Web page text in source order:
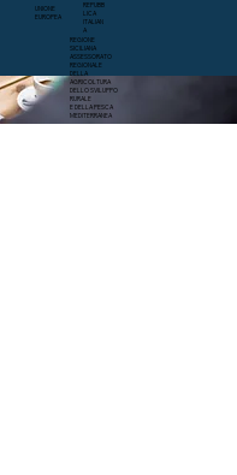
UNIONE
EUROPEA
REPUBB
LICA
ITALIAN
A
REGIONE
SICILIANA
ASSESSORATO
REGIONALE
DELLA
AGRICOLTURA
DELLO SVILUPPO
RURALE
E DELLA PESCA
MEDITERRANEA